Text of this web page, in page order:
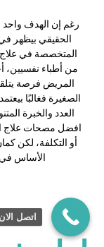
رغم إن الهدف واحد
الحقيقي بيظهر
المتخصصة في علاج
من أطباء نفسيين،
المريض فرصة
الصغيرة فغالبًا
العدد والخبرة
افضل مصحات علاج
أو التكلفة، لكن
الأساس في
اتصل الان